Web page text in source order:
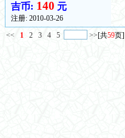
吉币: 140 元
注册: 2010-03-26
<< 1 2 3 4 5 >>[共59页]